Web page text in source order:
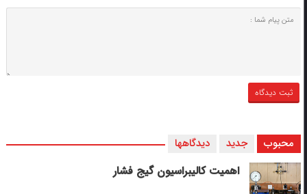
محبوب جدید دیدگاهها
اهمیت کالیبراسیون گیج فشار